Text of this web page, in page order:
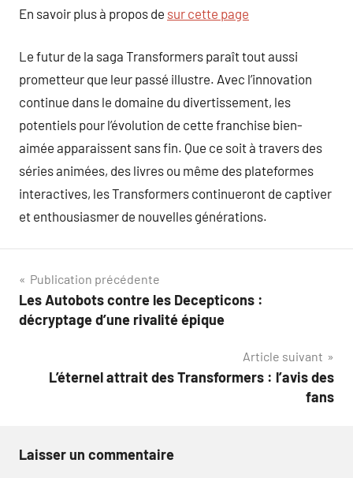
En savoir plus à propos de sur cette page
Le futur de la saga Transformers paraît tout aussi
prometteur que leur passé illustre. Avec l’innovation
continue dans le domaine du divertissement, les
potentiels pour l’évolution de cette franchise bien-
aimée apparaissent sans fin. Que ce soit à travers des
séries animées, des livres ou même des plateformes
interactives, les Transformers continueront de captiver
et enthousiasmer de nouvelles générations.
Navigation
de
Publication précédente
Les Autobots contre les Decepticons :
décryptage d’une rivalité épique
Article suivant
L’éternel attrait des Transformers : l’avis des
fans
Laisser un commentaire